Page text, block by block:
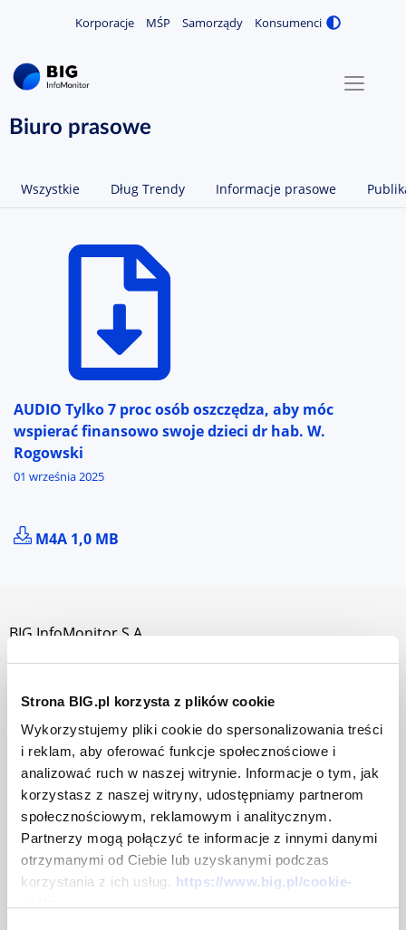
Strona BIG.pl korzysta z plików cookie
Wykorzystujemy pliki cookie do spersonalizowania treści
i reklam, aby oferować funkcje społecznościowe i
analizować ruch w naszej witrynie. Informacje o tym, jak
korzystasz z naszej witryny, udostępniamy partnerom
społecznościowym, reklamowym i analitycznym.
Partnerzy mogą połączyć te informacje z innymi danymi
otrzymanymi od Ciebie lub uzyskanymi podczas
korzystania z ich usług. https://www.big.pl/cookie-
Korporacje MŚP Samorządy Konsumenci
MENU
O NAS
KONTAKT
Biuro prasowe
Wszystkie Dług Trendy Informacje prasowe
AUDIO Tylko 7 proc osób oszczędza, aby móc
wspierać finansowo swoje dzieci dr hab. W.
Rogowski
01 września 2025
POBIERZ PLIK AUDIO TYLKO 7 PROC OSÓB
M4A 1,0 MB
BIG InfoMonitor S.A.
Jak działamy
Władze i akcjonariusze
Praca w BIG InfoMonitor
Dla prasy
Mapa strony
Centrum prasowe
Dokumenty